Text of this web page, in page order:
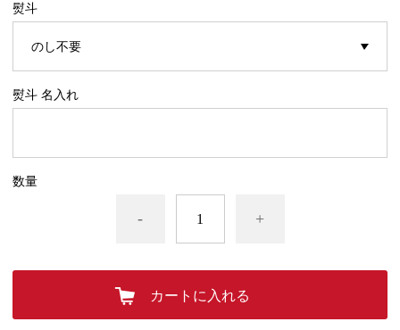
熨斗
熨斗 名入れ
数量
- +
カートに入れる